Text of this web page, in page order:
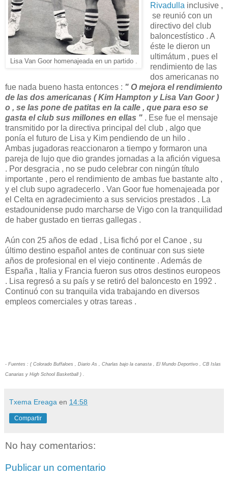
Lisa Van Goor homenajeada en un partido .
Rivadulla inclusive ,
se reunió con un
directivo del club
baloncestístico . A
éste le dieron un
ultimátum , pues el
rendimiento de las
dos americanas no
fue nada bueno hasta entonces : " O mejora eI rendimiento
de las dos americanas ( Kim Hampton y Lisa Van Goor )
o , se las pone de patitas en la calle , que para eso se
gasta el club sus millones en ellas " . Ese fue el mensaje
transmitido por la directiva principal del club , algo que
ponía el futuro de Lisa y Kim pendiendo de un hilo .
Ambas jugadoras reaccionaron a tiempo y formaron una
pareja de lujo que dio grandes jornadas a la afición viguesa
. Por desgracia , no se pudo celebrar con ningún título
importante , pero el rendimiento de ambas fue bastante alto ,
y el club supo agradecerlo . Van Goor fue homenajeada por
el Celta en agradecimiento a sus servicios prestados . La
estadounidense pudo marcharse de Vigo con la tranquilidad
de haber gustado en tierras gallegas .
Aún con 25 años de edad , Lisa fichó por el Canoe , su
último destino español antes de continuar con sus siete
años de profesional en el viejo continente . Además de
España , Italia y Francia fueron sus otros destinos europeos
. Lisa regresó a su país y se retiró del baloncesto en 1992 .
Continuó con su tranquila vida trabajando en diversos
empleos comerciales y otras tareas .
- Fuentes : ( Colorado Buffaloes , Diario As , Charlas bajo la canasta , El Mundo Deportivo , CB Islas
Canarias y High School Basketball ) .
Txema Ereaga en 14:58
Compartir
No hay comentarios:
Publicar un comentario